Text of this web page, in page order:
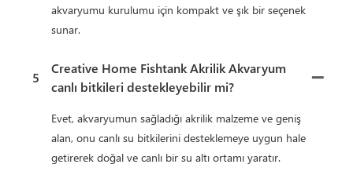
akvaryumu kurulumu için kompakt ve şık bir seçenek
sunar.
5
Creative Home Fishtank Akrilik Akvaryum
canlı bitkileri destekleyebilir mi?
Evet, akvaryumun sağladığı akrilik malzeme ve geniş
alan, onu canlı su bitkilerini desteklemeye uygun hale
getirerek doğal ve canlı bir su altı ortamı yaratır.